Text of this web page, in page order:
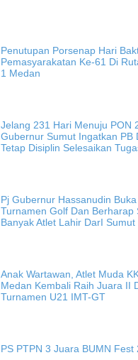
Penutupan Porsenap Hari
Pemasyarakatan Ke-61 Di
1 Medan
Jelang 231 Hari Menuju PON
Gubernur Sumut Ingatkan PB
Tetap Disiplin Selesaikan
Pj Gubernur Hassanudin Buka
Turnamen Golf Dan Berharap
Banyak Atlet Lahir DarI Sumut
Anak Wartawan, Atlet Muda
Medan Kembali Raih Juara II
Turnamen U21 IMT-GT
PS PTPN 3 Juara BUMN Fest